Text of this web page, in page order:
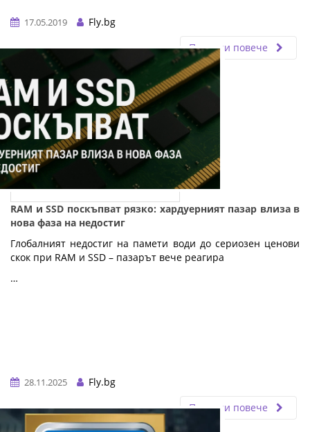
17.05.2019
Fly.bg
Прочети повече
RAM и SSD поскъпват рязко: хардуерният пазар влиза в
нова фаза на недостиг
Глобалният недостиг на памети води до сериозен ценови
скок при RAM и SSD – пазарът вече реагира
…
28.11.2025
Fly.bg
Прочети повече